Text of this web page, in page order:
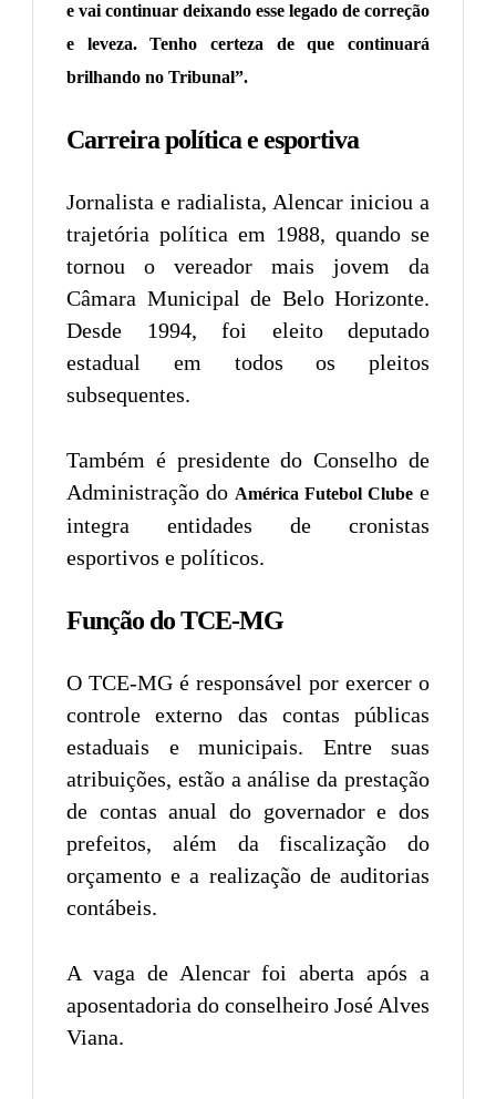
e vai continuar deixando esse legado de correção
e leveza. Tenho certeza de que continuará
brilhando no Tribunal”.
Carreira política e esportiva
Jornalista e radialista, Alencar iniciou a
trajetória política em 1988, quando se
tornou o vereador mais jovem da
Câmara Municipal de Belo Horizonte.
Desde 1994, foi eleito deputado
estadual em todos os pleitos
subsequentes.
Também é presidente do Conselho de
Administração do América Futebol Clube e
integra entidades de cronistas
esportivos e políticos.
Função do TCE-MG
O TCE-MG é responsável por exercer o
controle externo das contas públicas
estaduais e municipais. Entre suas
atribuições, estão a análise da prestação
de contas anual do governador e dos
prefeitos, além da fiscalização do
orçamento e a realização de auditorias
contábeis.
A vaga de Alencar foi aberta após a
aposentadoria do conselheiro José Alves
Viana.